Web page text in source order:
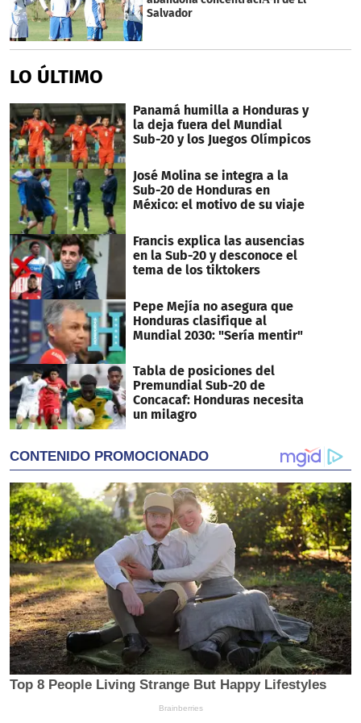
seconds
Salvador
LO ÚLTIMO
Panamá humilla a Honduras y
la deja fuera del Mundial
Sub-20 y los Juegos Olímpicos
José Molina se integra a la
Sub-20 de Honduras en
México: el motivo de su viaje
Francis explica las ausencias
en la Sub-20 y desconoce el
tema de los tiktokers
Pepe Mejía no asegura que
Honduras clasifique al
Mundial 2030: "Sería mentir"
Tabla de posiciones del
Premundial Sub-20 de
Concacaf: Honduras necesita
un milagro